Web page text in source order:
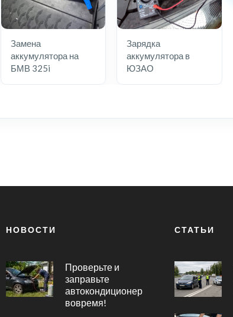
Замена
аккумулятора на
БМВ 325i
Зарядка
аккумулятора в
ЮЗАО
НОВОСТИ
Проверьте и
заправьте
автокондиционер
вовремя!
СТАТЬИ